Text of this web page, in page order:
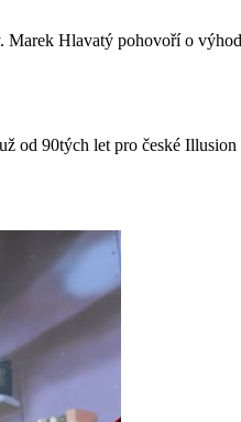
Hlavatý pohovoří o
od 90tých let pro české